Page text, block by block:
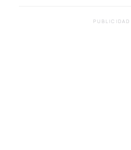
PUBLICIDAD